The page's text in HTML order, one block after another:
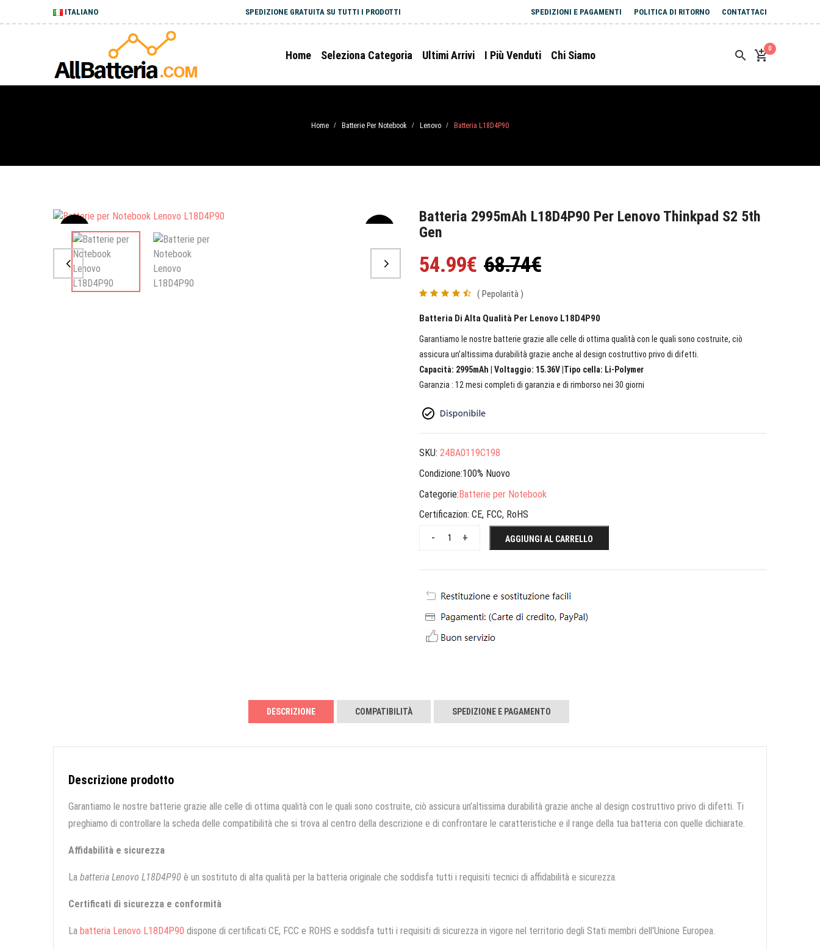
ITALIANO SPEDIZIONE GRATUITA SU TUTTI I PRODOTTI SPEDIZIONI E PAGAMENTI POLITICA DI RITORNO CONTATTACI
Home Seleziona Categoria Ultimi Arrivi I Più Venduti Chi Siamo
0
Home / Batterie Per Notebook / Lenovo / Batteria L18D4P90
Sale
Batteria 2995mAh L18D4P90 Per Lenovo Thinkpad S2 5th
Gen
54.99€ 68.74€
( Pepolarità )
Batteria Di Alta Qualità Per Lenovo L18D4P90
Garantiamo le nostre batterie grazie alle celle di ottima qualità con le quali sono costruite, ciò
assicura un’altissima durabilità grazie anche al design costruttivo privo di difetti.
Capacità: 2995mAh | Voltaggio: 15.36V |Tipo cella: Li-Polymer
Garanzia : 12 mesi completi di garanzia e di rimborso nei 30 giorni
SKU: 24BA0119C198
Condizione:100% Nuovo
Categorie:Batterie per Notebook
Certificazion: CE, FCC, RoHS
+
- AGGIUNGI AL CARRELLO
DESCRIZIONE COMPATIBILITÀ SPEDIZIONE E PAGAMENTO
Descrizione prodotto
Garantiamo le nostre batterie grazie alle celle di ottima qualità con le quali sono costruite, ciò assicura un’altissima durabilità grazie anche al design costruttivo privo di difetti. Ti
preghiamo di controllare la scheda delle compatibilità che si trova al centro della descrizione e di confrontare le caratteristiche e il range della tua batteria con quelle dichiarate.
Affidabilità e sicurezza
La batteria Lenovo L18D4P90 è un sostituto di alta qualità per la batteria originale che soddisfa tutti i requisiti tecnici di affidabilità e sicurezza.
Certificati di sicurezza e conformità
La batteria Lenovo L18D4P90 dispone di certificati CE, FCC e ROHS e soddisfa tutti i requisiti di sicurezza in vigore nel territorio degli Stati membri dell'Unione Europea.